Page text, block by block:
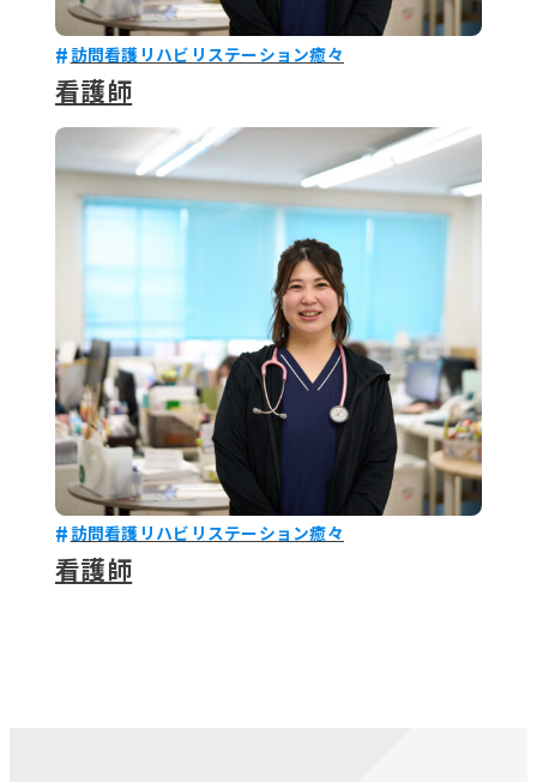
訪問看護リハビリステーション癒々
看護師
訪問看護リハビリステーション癒々
看護師